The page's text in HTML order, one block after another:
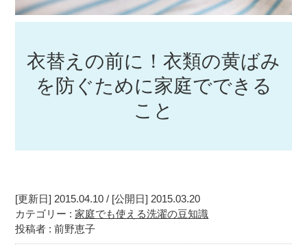
衣替えの前に！衣類の黄ばみ
を防ぐために家庭でできる
こと
[更新日] 2015.04.10 / [公開日] 2015.03.20
カテゴリー :家庭でも使える洗濯の豆知識
投稿者 : 前野恵子